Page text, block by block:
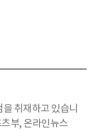
취재하고 있습니
부, 온라인뉴스